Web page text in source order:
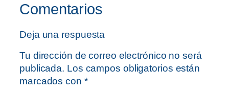
Comentarios
Deja una respuesta
Tu dirección de correo electrónico no será
publicada. Los campos obligatorios están
marcados con *